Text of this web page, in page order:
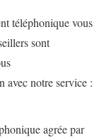
téléphonique vous
sont
avec notre service :
agrée par